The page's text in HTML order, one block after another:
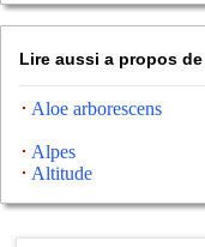
Lire aussi a propos
Aloe arborescens
Alpes
Altitude